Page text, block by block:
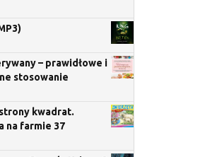
– prawidłowe i
stosowanie
kwadrat.
na farmie 37